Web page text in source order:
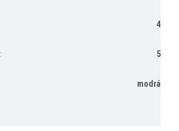
4
: 5
modrá